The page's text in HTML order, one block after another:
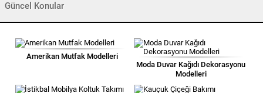
Güncel Konular
Amerikan Mutfak Modelleri
Moda Duvar Kağıdı Dekorasyonu
Modelleri